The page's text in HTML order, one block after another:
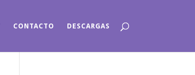
CONTACTO DESCARGAS